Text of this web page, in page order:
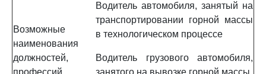
Возможные
наименования
должностей,
профессий
Водитель автомобиля, занятый на
транспортировании горной массы
в технологическом процессе
Водитель грузового автомобиля,
занятого на вывозке горной массы